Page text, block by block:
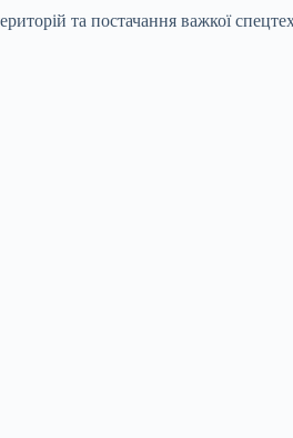
та постачання важкої